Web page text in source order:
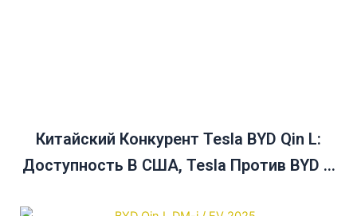
Китайский Конкурент Tesla BYD Qin L:
Доступность В США, Tesla Против BYD И